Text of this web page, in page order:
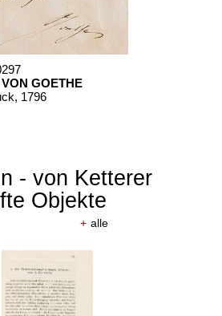
GOETHE
, 1796
- von Ketterer
Objekte
+ alle